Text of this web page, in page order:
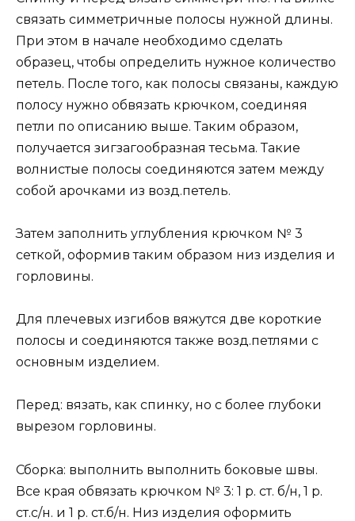
связать симметричные полосы нужной длины.
При этом в начале необходимо сделать
образец, чтобы определить нужное количество
петель. После того, как полосы связаны, каждую
полосу нужно обвязать крючком, соединяя
петли по описанию выше. Таким образом,
получается зигзагообразная тесьма. Такие
волнистые полосы соединяются затем между
собой арочками из возд.петель.
Затем заполнить углубления крючком № 3
сеткой, оформив таким образом низ изделия и
горловины.
Для плечевых изгибов вяжутся две короткие
полосы и соединяются также возд.петлями с
основным изделием.
Перед: вязать, как спинку, но с более глубоки
вырезом горловины.
Сборка: выполнить выполнить боковые швы.
Все края обвязать крючком № 3: 1 р. ст. б/н, 1 р.
ст.с/н. и 1 р. ст.б/н. Низ изделия оформить